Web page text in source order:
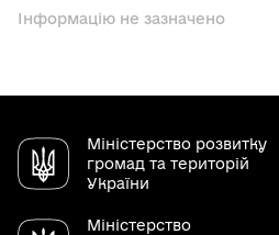
Інформацію не зазначено
Міністерство розвитку
громад та територій
України
Міністерство